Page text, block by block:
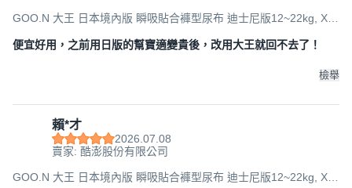
GOO.N 大王 日本境內版 瞬吸貼合褲型尿布 迪士尼版12~22kg, XL,
便宜好用，之前用日版的幫寶適變貴後，改用大王就回不去了！
檢舉
賴*才
2026.07.08
賣家: 酷澎股份有限公司
GOO.N 大王 日本境內版 瞬吸貼合褲型尿布 迪士尼版12~22kg, XL,